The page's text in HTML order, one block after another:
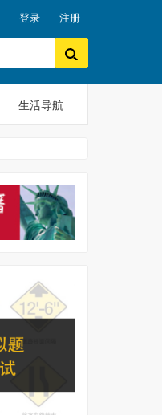
登录 注册
生活导航